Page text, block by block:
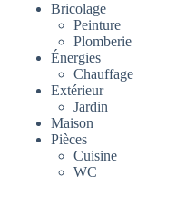
Bricolage
Peinture
Plomberie
Énergies
Chauffage
Extérieur
Jardin
Maison
Pièces
Cuisine
WC